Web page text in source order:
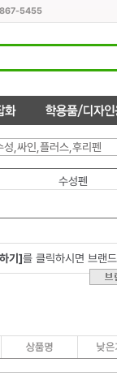
5455
성,싸인,플러스,후리펜
수성펜
기]를 클릭하시면 브랜